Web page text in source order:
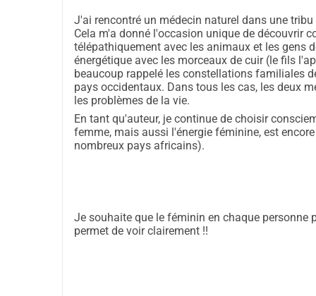
Si vous souhaitez plus d'informations, vous
Krista Haest : jethym@gmail.com
Je vous remercie énormément si vous
avec impatience une collaboration positive !
Avec affection,
J'ai rencontré un médecin naturel dans une
Cela m'a donné l'occasion unique de découvrir
télépathiquement avec les animaux et les gens
énergétique avec les morceaux de cuir (le fils
beaucoup rappelé les constellations familiales
pays occidentaux. Dans tous les cas, les deux
les problèmes de la vie.
En tant qu'auteur, je continue de choisir
femme, mais aussi l'énergie féminine, est
nombreux pays africains).
Je souhaite que le féminin en chaque personne
permet de voir clairement !!